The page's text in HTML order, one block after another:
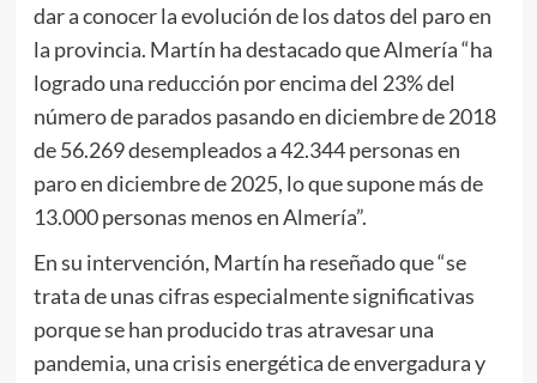
dar a conocer la evolución de los datos del paro en
la provincia. Martín ha destacado que Almería “ha
logrado una reducción por encima del 23% del
número de parados pasando en diciembre de 2018
de 56.269 desempleados a 42.344 personas en
paro en diciembre de 2025, lo que supone más de
13.000 personas menos en Almería”.
En su intervención, Martín ha reseñado que “se
trata de unas cifras especialmente significativas
porque se han producido tras atravesar una
pandemia, una crisis energética de envergadura y